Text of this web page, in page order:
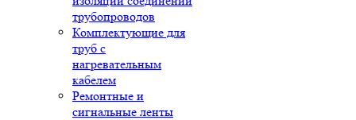
трубопроводов
Комплектующие для
труб с
нагревательным
кабелем
Ремонтные и
сигнальные ленты